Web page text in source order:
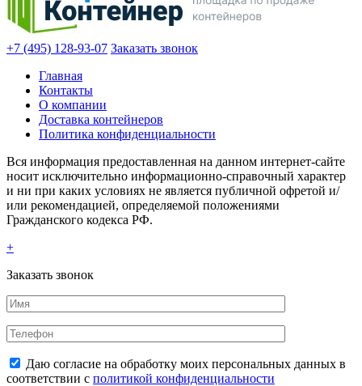
+7 (495) 128-93-07 Заказать звонок
Главная
Контакты
О компании
Доставка контейнеров
Политика конфиденциальности
Вся информация предоставленная на данном интернет-сайте
носит исключительно информационно-справочный характер
и ни при каких условиях не является публичной офретой и/
или рекомендацией, определяемой положениями
Гражданского кодекса РФ.
+
Заказать звонок
Даю согласие на обработку моих персональных данных в
соответствии с политикой конфиденциальности